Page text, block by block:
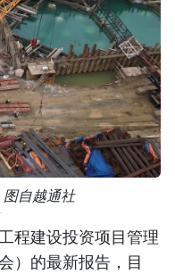
自越通社
程建设投资项目管理
）的最新报告，目